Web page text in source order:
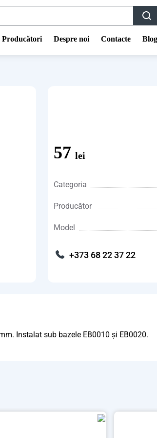
Producători Despre noi Contacte Blog
57 lei
Categoria
Producător
Model
+373 68 22 37 22
Instalat sub bazele EB0010 și EB0020.